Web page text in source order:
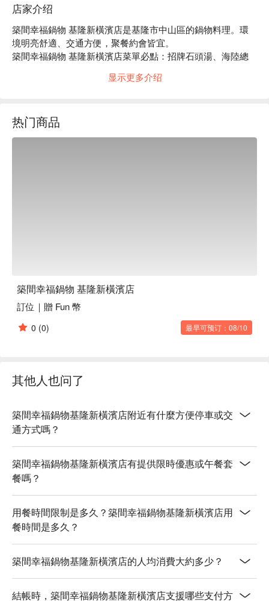
店家介绍
築間幸福鍋物 基隆新橫濱店是基隆市中山區的鍋物料理。環
境明亮舒適、交通方便，聚餐約會皆宜。
築間幸福鍋物 基隆新橫濱店菜單必點：招牌石頭湯、海陸總
築間幸福鍋物 基隆新橫濱店推薦：餐點選擇豐富，價格親
显示更多介绍
热门商品
築間幸福鍋物 基隆新橫濱店
訂位｜贈 Fun 幣
0 (0) 最早可预订：08/10
其他人也问了
築間幸福鍋物基隆新橫濱店附近有什麼方便停車或交
通方式嗎？
築間幸福鍋物基隆新橫濱店有提供限時優惠或午餐套
餐嗎？
用餐時間限制是多久？築間幸福鍋物基隆新橫濱店用
餐時間是多久？
築間幸福鍋物基隆新橫濱店的人均消費大約多少？
結帳時，築間幸福鍋物基隆新橫濱店支援哪些支付方